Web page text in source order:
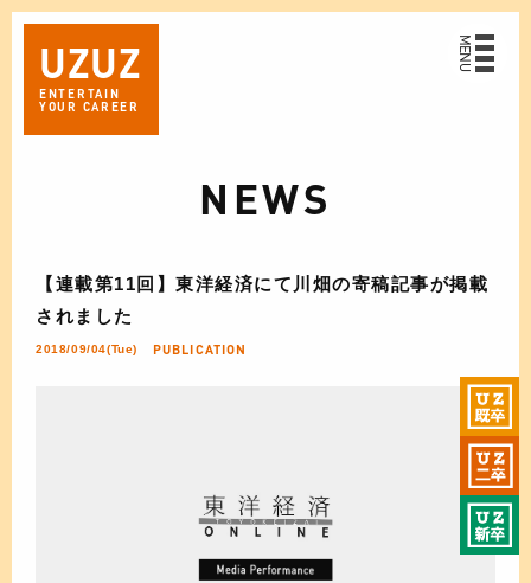
UZUZ
ENTERTAIN
YOUR CAREER
MENU
NEWS
【連載第11回】東洋経済にて川畑の寄稿記事が掲載
されました
2018/09/04(Tue) PUBLICATION